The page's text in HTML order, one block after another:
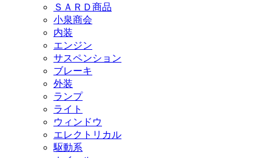
ＳＡＲＤ商品
小泉商会
内装
エンジン
サスペンション
ブレーキ
外装
ランプ
ライト
ウィンドウ
エレクトリカル
駆動系